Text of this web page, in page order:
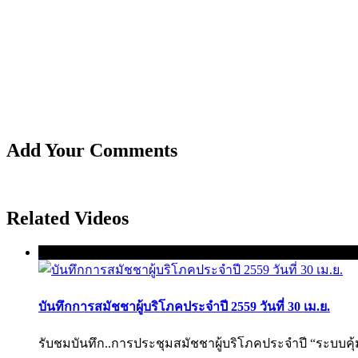
Add Your Comments
Related Videos
บันทึกการสมัชชาผู้บริโภคประจำปี 2559 วันที่ 30 เม.ย.
รับชมบันทึก..การประชุมสมัชชาผู้บริโภคประจำปี “ระบบคุ้